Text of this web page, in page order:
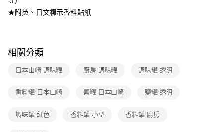
★附英、日文標示香料貼紙
相關分類
日本山崎 調味罐 廚房 調味罐 調味罐 透明
香料罐 日本山崎 鹽罐 日本山崎 鹽罐 透明
調味罐 紅色 香料罐 小型 香料罐 廚房